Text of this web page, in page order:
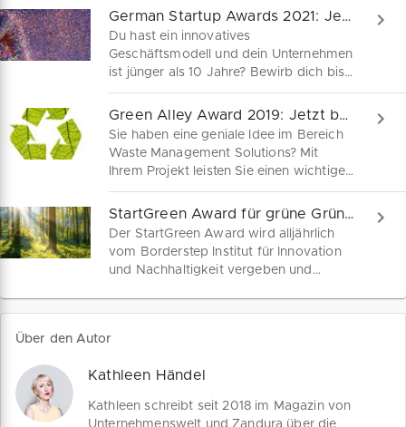
German Startup Awards 2021: Jetzt bewerben
Du hast ein innovatives
Geschäftsmodell und dein Unternehmen
ist jünger als 10 Jahre? Bewirb dich bis
zum 31. Oktober für den German
Startup Award. In insgesamt 4
Kategorien sucht Veranstalter
Bundesverband Deutsche Startups e.V.
die besten Gründer, Newcomer, Social
Entrepreneure und Investoren. Finde
deine Teilnahme.
Green Alley Award 2019: Jetzt bewerben
Sie haben eine geniale Idee im Bereich
Waste Management Solutions? Mit
Ihrem Projekt leisten Sie einen wichtigen
Beitrag zur Müllvermeidung? Dann
sollten Sie sich für den Green Alley
Award bewerben. Neben einem
attraktiven Preisgeld winken Grünen
Startups Netzwerkkontakte und
Anschubfinanzierung.
StartGreen Award für grüne Gründer
Der StartGreen Award wird alljährlich
vom Borderstep Institut für Innovation
und Nachhaltigkeit vergeben und
gesellschaftliche Problemlösungen
anbieten können.
Über den Autor
Kathleen Händel
Kathleen schreibt seit 2018 im Magazin von